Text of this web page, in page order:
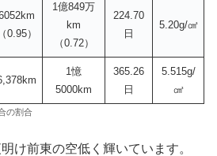
（0.95）
1億849万
km
（0.72）
224.70
日
5.20g/㎤
1憶
5000km
365.26
日
5.515g/
㎤
の割合
け前東の空低く輝いています。